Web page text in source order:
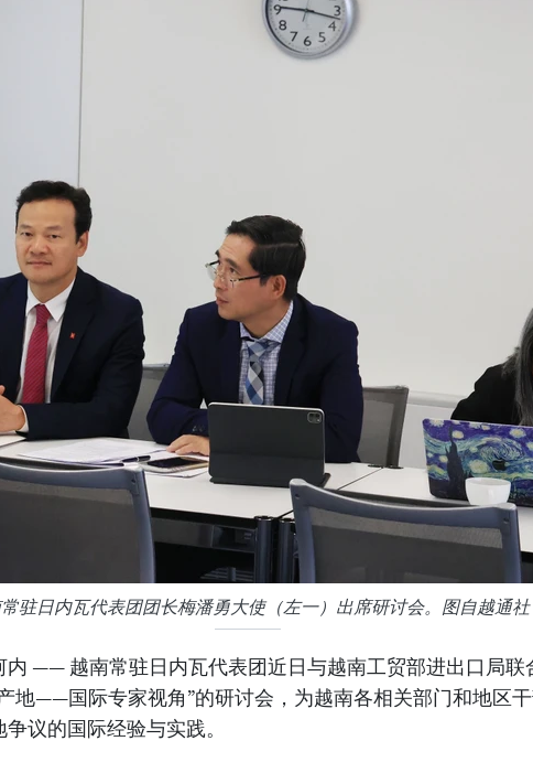
驻日内瓦代表团团长梅潘勇大使（左一）出席研讨会。图自越通社
内 —— 越南常驻日内瓦代表团近日与越南工贸部进出口局联
地——国际专家视角”的研讨会，为越南各相关部门和地区
争议的国际经验与实践。